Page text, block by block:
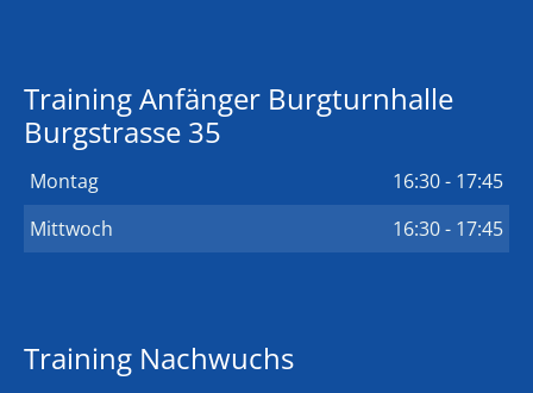
Training Anfänger Burgturnhalle
Burgstrasse 35
Montag
16:30 - 17:45
Mittwoch
16:30 - 17:45
Training Nachwuchs